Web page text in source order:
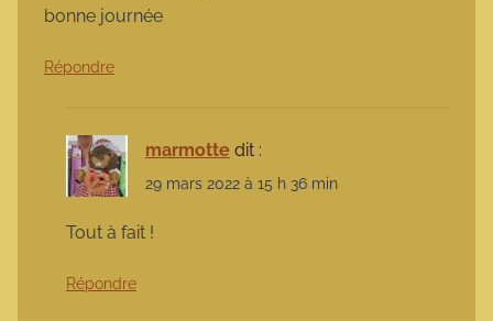
bonne journée
Répondre
marmotte dit :
29 mars 2022 à 15 h 36 min
Tout à fait !
Répondre